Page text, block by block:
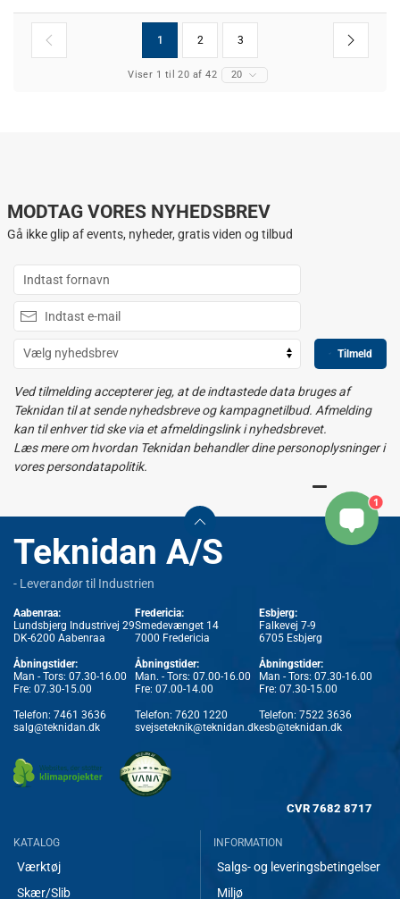
1 2 3
Viser 1 til 20 af 42 20
MODTAG VORES NYHEDSBREV
Gå ikke glip af events, nyheder, gratis viden og tilbud
Tilmeld
Ved tilmelding accepterer jeg, at de indtastede data bruges af
Teknidan til at sende nyhedsbreve og kampagnetilbud. Afmelding
kan til enhver tid ske via et afmeldingslink i nyhedsbrevet.
Læs mere om hvordan Teknidan behandler dine personoplysninger i
vores persondatapolitik.
Teknidan A/S
- Leverandør til Industrien
Aabenraa:
Lundsbjerg Industrivej 29
DK-6200 Aabenraa
Åbningstider:
Man - Tors: 07.30-16.00
Fre: 07.30-15.00
Telefon: 7461 3636
salg@teknidan.dk
Fredericia:
Smedevænget 14
7000 Fredericia
Åbningstider:
Man. - Tors: 07.00-16.00
Fre: 07.00-14.00
Telefon: 7620 1220
svejseteknik@teknidan.dk
Esbjerg:
Falkevej 7-9
6705 Esbjerg
Åbningstider:
Man - Tors: 07.30-16.00
Fre: 07.30-15.00
Telefon: 7522 3636
esb@teknidan.dk
CVR 7682 8717
KATALOG
Værktøj
Skær/Slib
INFORMATION
Salgs- og leveringsbetingelser
Miljø
1